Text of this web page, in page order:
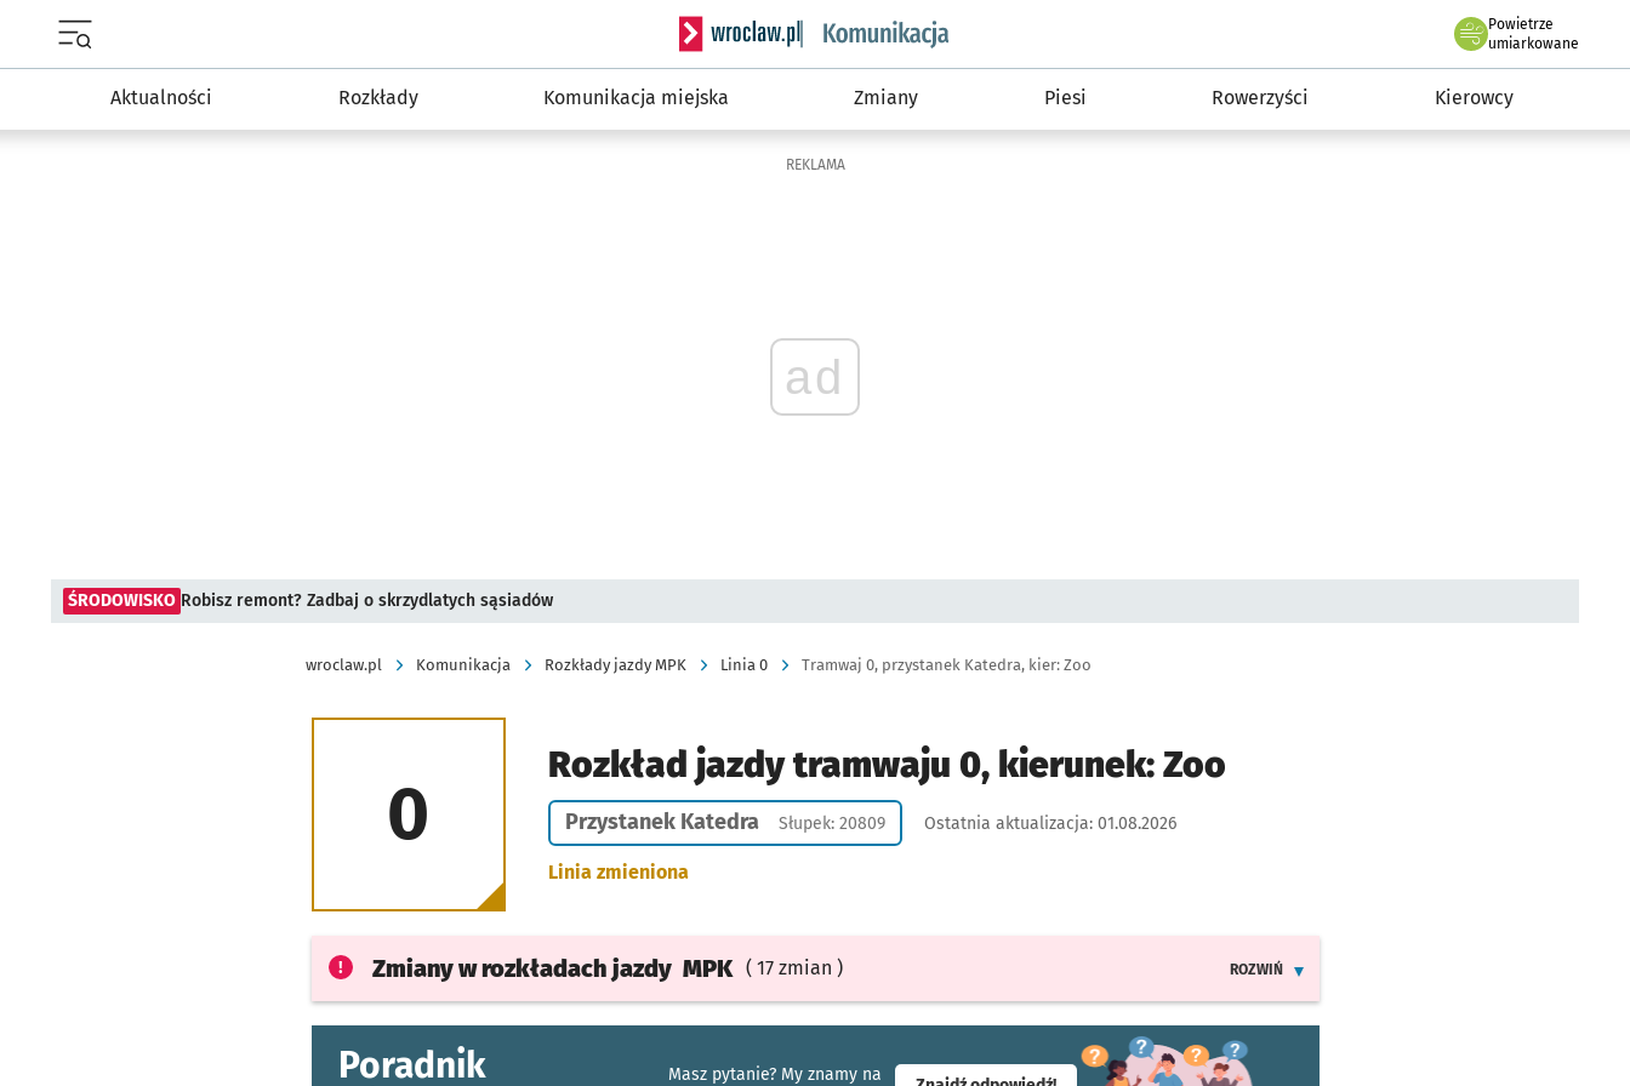
Serwis informacyjny wroclaw.pl podserwis: Komunikacja
Powietrze
we Wrocławiu
umiarkowane
Aktualności Rozkłady Komunikacja miejska Zmiany Piesi Rowerzyści Kierowcy
REKLAMA
ad
ŚRODOWISKO Robisz remont? Zadbaj o skrzydlatych sąsiadów
wroclaw.pl Komunikacja Rozkłady jazdy MPK Linia 0 Tramwaj 0, przystanek Katedra, kier: Zoo
0
Rozkład jazdy tramwaju 0, kierunek: Zoo
Przystanek Katedra Słupek: 20809 Ostatnia aktualizacja: 01.08.2026
Linia zmieniona
Zmiany w rozkładach jazdy MPK ( 17 zmian )
ROZWIŃ
Poradnik
Masz pytanie? My znamy na